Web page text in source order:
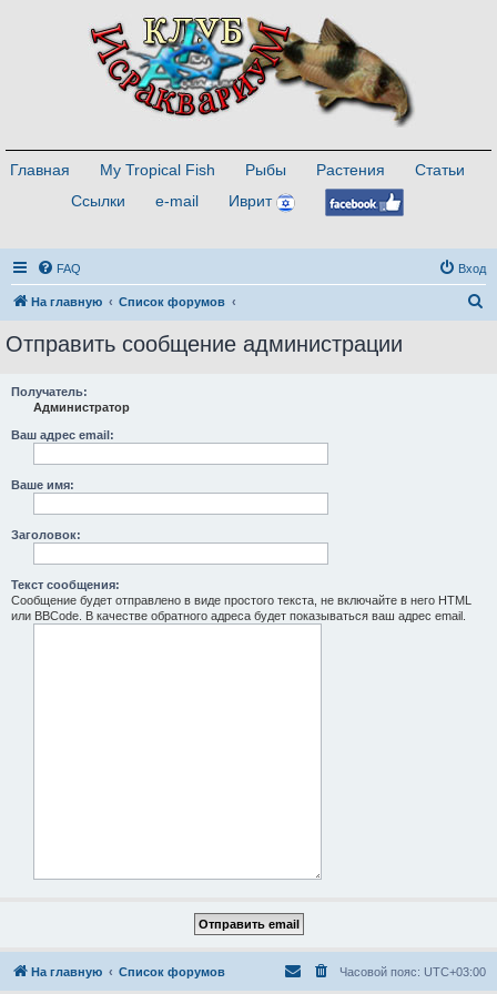
Главная My Tropical Fish Рыбы Растения
Статьи
Ссылки
e-mail Иврит
FAQ Вход
На главную Список форумов
Отправить сообщение администрации
Получатель:
Администратор
Ваш адрес email:
Ваше имя:
Заголовок:
Текст сообщения:
Сообщение будет отправлено в виде простого текста, не включайте в него HTML
или BBCode. В качестве обратного адреса будет показываться ваш адрес email.
На главную Список форумов Часовой пояс: UTC+03:00